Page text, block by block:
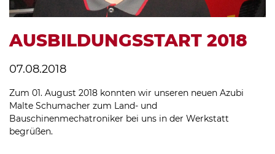
AUSBILDUNGSSTART 2018
07.08.2018
Zum 01. August 2018 konnten wir unseren neuen Azubi
Malte Schumacher zum Land- und
Bauschinenmechatroniker bei uns in der Werkstatt
begrüßen.